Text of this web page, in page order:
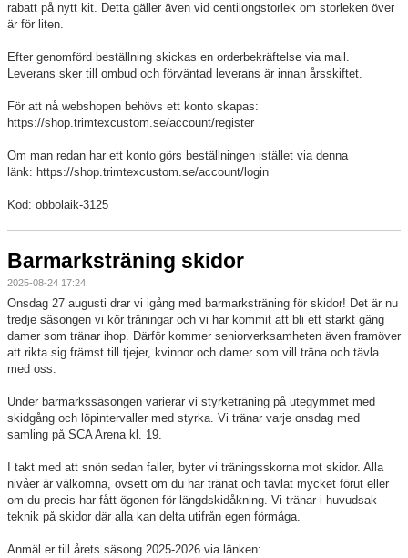
rabatt på nytt kit. Detta gäller även vid centilongstorlek om storleken över
är för liten.
Efter genomförd beställning skickas en orderbekräftelse via mail.
Leverans sker till ombud och förväntad leverans är innan årsskiftet.
För att nå webshopen behövs ett konto skapas:
https://shop.trimtexcustom.se/account/register
Om man redan har ett konto görs beställningen istället via denna
länk: https://shop.trimtexcustom.se/account/login
Kod: obbolaik-3125
Barmarksträning skidor
2025-08-24 17:24
Onsdag 27 augusti drar vi igång med barmarksträning för skidor! Det är nu
tredje säsongen vi kör träningar och vi har kommit att bli ett starkt gäng
damer som tränar ihop. Därför kommer seniorverksamheten även framöver
att rikta sig främst till tjejer, kvinnor och damer som vill träna och tävla
med oss.
Under barmarkssäsongen varierar vi styrketräning på utegymmet med
skidgång och löpintervaller med styrka. Vi tränar varje onsdag med
samling på SCA Arena kl. 19.
I takt med att snön sedan faller, byter vi träningsskorna mot skidor. Alla
nivåer är välkomna, ovsett om du har tränat och tävlat mycket förut eller
om du precis har fått ögonen för längdskidåkning. Vi tränar i huvudsak
teknik på skidor där alla kan delta utifrån egen förmåga.
Anmäl er till årets säsong 2025-2026 via länken: